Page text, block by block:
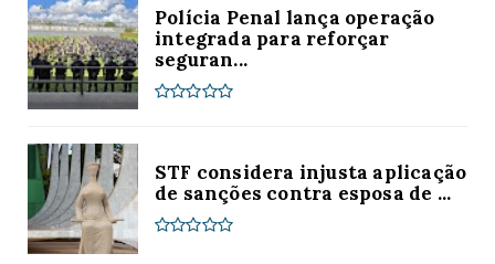
Polícia Penal lança operação
integrada para reforçar
seguran...
STF considera injusta aplicação
de sanções contra esposa de ...